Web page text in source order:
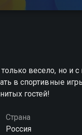
весело, но и
в спортивные
гостей!
Страна
Россия